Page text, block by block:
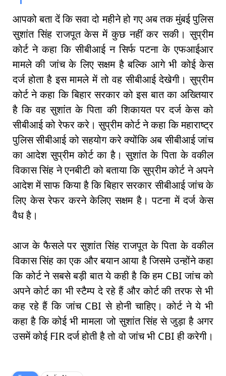
आपको बता दें कि सवा दो महीने हो गए अब तक मुंबई पुलिस
सुशांत सिंह राजपूत केस में कुछ नहीं कर सकी। सुप्रीम
कोर्ट ने कहा कि सीबीआई न सिर्फ पटना के एफआईआर
मामले की जांच के लिए सक्षम है बल्कि आगे भी कोई केस
दर्ज होता है इस मामले में तो वह सीबीआई देखेगी। सुप्रीम
कोर्ट ने कहा कि बिहार सरकार को इस बात का अख्तियार
है कि वह सुशांत के पिता की शिकायत पर दर्ज केस को
सीबीआई को रेफर करे। सुप्रीम कोर्ट ने कहा कि महाराष्ट्र
पुलिस सीबीआई को सहयोग करे क्योंकि अब सीबीआई जांच
का आदेश सुप्रीम कोर्ट का है। सुशांत के पिता के वकील
विकास सिंह ने एनबीटी को बताया कि सुप्रीम कोर्ट ने अपने
आदेश में साफ किया है कि बिहार सरकार सीबीआई जांच के
लिए केस रेफर करने केलिए सक्षम है। पटना में दर्ज केस
वैध है।
आज के फैसले पर सुशांत सिंह राजपूत के पिता के वकील
विकास सिंह का एक और बयान आया है जिसमे उन्होंने कहा
कि कोर्ट ने सबसे बड़ी बात ये कही है कि हम CBI जांच को
अपने कोर्ट का भी स्टैम्प दे रहे हैं और कोर्ट की तरफ से भी
कह रहे हैं कि जांच CBI से होनी चाहिए। कोर्ट ने ये भी
कहा है कि कोई भी मामला जो सुशांत सिंह से जुड़ा है अगर
उसमें कोई FIR दर्ज होती है तो वो जांच भी CBI ही करेगी।